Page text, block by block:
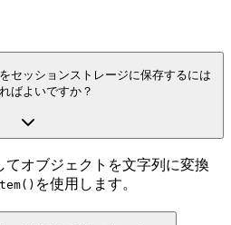
セッションストレージに保存するには
ばよいですか？
てオブジェクトを文字列に変換
を使用します。